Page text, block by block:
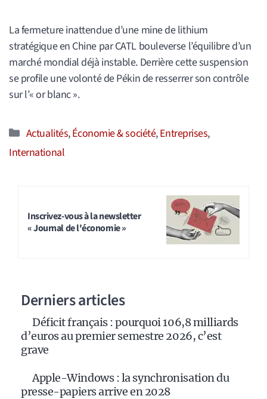
La fermeture inattendue d’une mine de lithium
stratégique en Chine par CATL bouleverse l’équilibre d’un
marché mondial déjà instable. Derrière cette suspension
se profile une volonté de Pékin de resserrer son contrôle
sur l’« or blanc ».
Catégories
Actualités,Économie & société,Entreprises,
International
Inscrivez-vous à la newsletter
« Journal de l'économie »
Derniers articles
Déficit français : pourquoi 106,8 milliards
d’euros au premier semestre 2026, c’est
grave
Apple-Windows : la synchronisation du
presse-papiers arrive en 2028